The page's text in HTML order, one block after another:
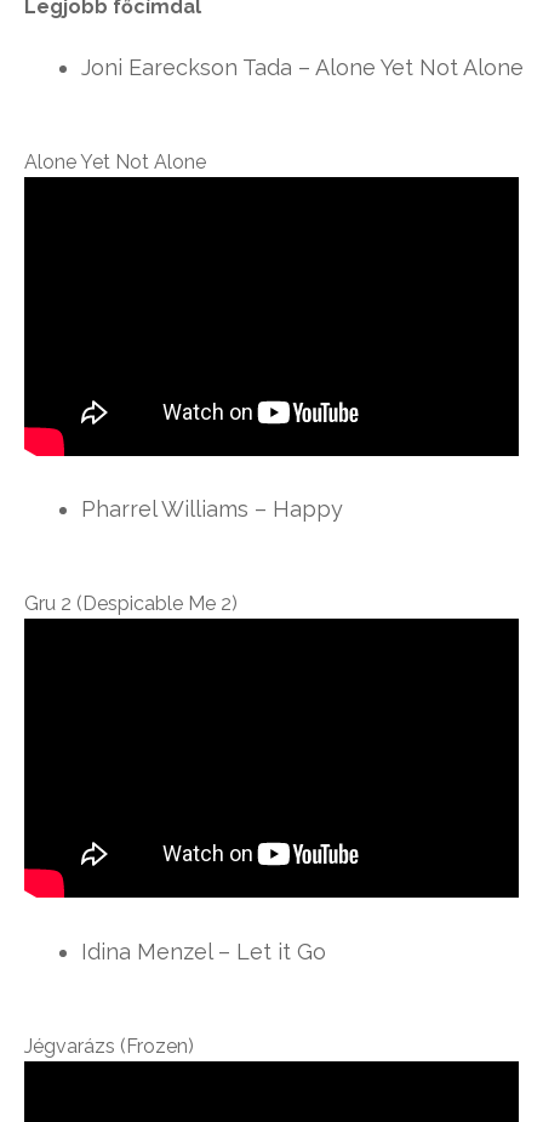
Legjobb főcímdal
Joni Eareckson Tada – Alone Yet Not Alone
Alone Yet Not Alone
Pharrel Williams – Happy
Gru 2 (Despicable Me 2)
Idina Menzel – Let it Go
Jégvarázs (Frozen)